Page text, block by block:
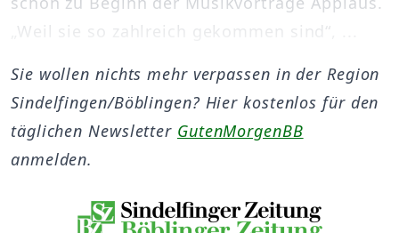
„Weil sie so zahlreich gekommen sind“, ...
Sie wollen nichts mehr verpassen in der Region
Sindelfingen/Böblingen? Hier kostenlos für den
täglichen Newsletter GutenMorgenBB
anmelden.